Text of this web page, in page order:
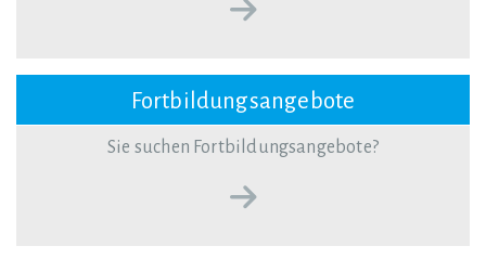
Fortbildungsangebote
Sie suchen Fortbildungsangebote?